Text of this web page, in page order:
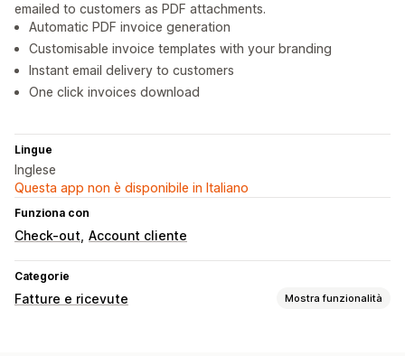
emailed to customers as PDF attachments.
Automatic PDF invoice generation
Customisable invoice templates with your branding
Instant email delivery to customers
One click invoices download
Lingue
Inglese
Questa app non è disponibile in Italiano
Funziona con
Check-out Account cliente
Categorie
Fatture e ricevute Mostra funzionalità